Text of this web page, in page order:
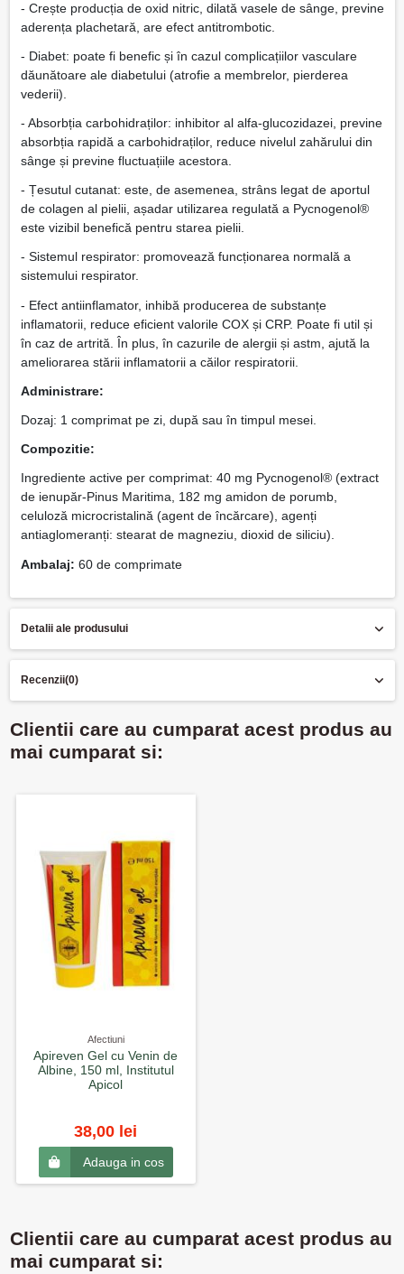
- Crește producția de oxid nitric, dilată vasele de sânge, previne
aderența plachetară, are efect antitrombotic.
- Diabet: poate fi benefic și în cazul complicațiilor vasculare
dăunătoare ale diabetului (atrofie a membrelor, pierderea
vederii).
- Absorbția carbohidraților: inhibitor al alfa-glucozidazei, previne
absorbția rapidă a carbohidraților, reduce nivelul zahărului din
sânge și previne fluctuațiile acestora.
- Țesutul cutanat: este, de asemenea, strâns legat de aportul
de colagen al pielii, așadar utilizarea regulată a Pycnogenol®
este vizibil benefică pentru starea pielii.
- Sistemul respirator: promovează funcționarea normală a
sistemului respirator.
- Efect antiinflamator, inhibă producerea de substanțe
inflamatorii, reduce eficient valorile COX și CRP. Poate fi util și
în caz de artrită. În plus, în cazurile de alergii și astm, ajută la
ameliorarea stării inflamatorii a căilor respiratorii.
Administrare:
Dozaj: 1 comprimat pe zi, după sau în timpul mesei.
Compozitie:
Ingrediente active per comprimat: 40 mg Pycnogenol® (extract
de ienupăr-Pinus Maritima, 182 mg amidon de porumb,
celuloză microcristalină (agent de încărcare), agenți
antiaglomeranți: stearat de magneziu, dioxid de siliciu).
Ambalaj: 60 de comprimate
Detalii ale produsului
Recenzii(0)
Clientii care au cumparat acest produs au
mai cumparat si:
Afectiuni
Apireven Gel cu Venin de
Albine, 150 ml, Institutul
Apicol
38,00 lei
Adauga in cos
Clientii care au cumparat acest produs au
mai cumparat si: